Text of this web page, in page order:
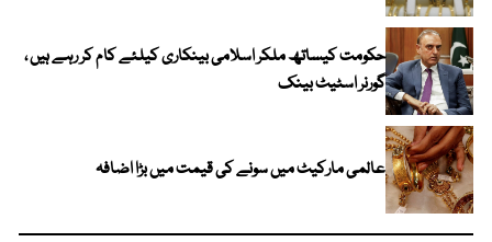
حکومت کیساتھ ملکر اسلامی بینکاری کیلئے کام کر رہے ہیں ،
گورنر اسٹیٹ بینک
عالمی مارکیٹ میں سونے کی قیمت میں بڑا اضافہ